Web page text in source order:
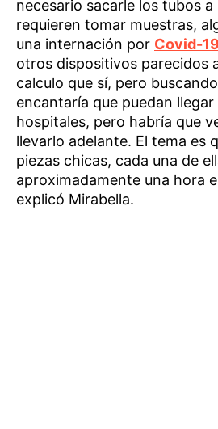
necesario sacarle los tubos
requieren tomar muestras,
una internación por Covid-19
otros dispositivos parecidos
calculo que sí, pero
encantaría que puedan
hospitales, pero habría que
llevarlo adelante. El tema es
piezas chicas, cada una de
aproximadamente una hora
explicó Mirabella.